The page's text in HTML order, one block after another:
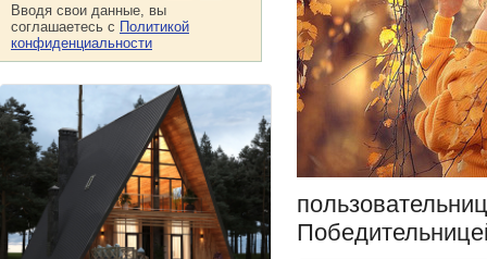
Вводя свои данные, вы
соглашаетесь с Политикой
конфиденциальности